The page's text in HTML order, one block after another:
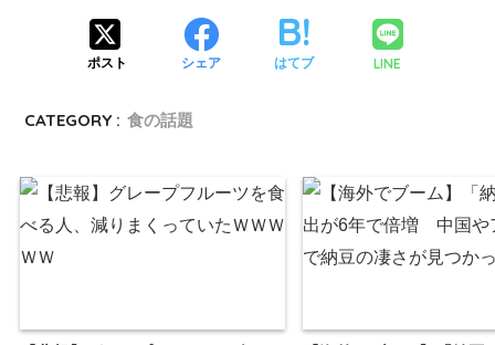
ポスト シェア はてブ LINE
CATEGORY : 食の話題